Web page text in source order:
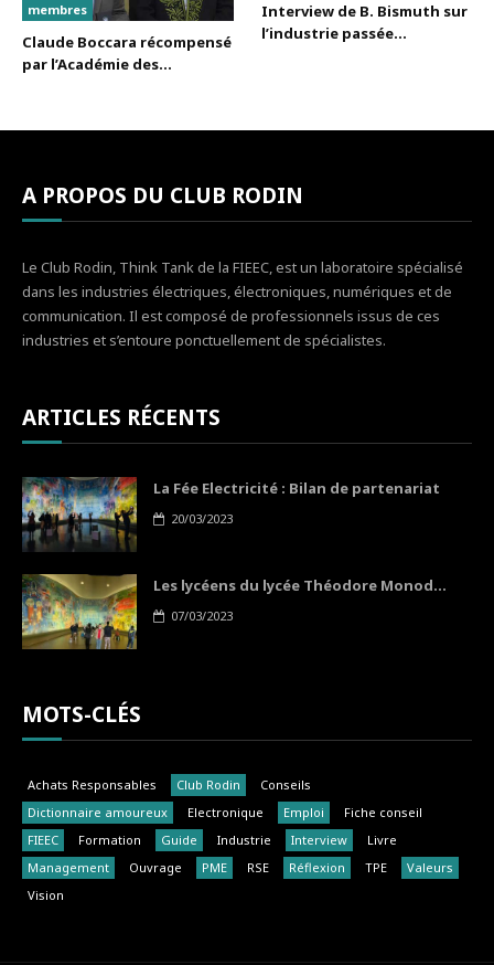
membres
Claude Boccara récompensé
par l’Académie des...
Interview de B. Bismuth sur
l’industrie passée...
A PROPOS DU CLUB RODIN
Le Club Rodin, Think Tank de la FIEEC, est un laboratoire spécialisé
dans les industries électriques, électroniques, numériques et de
communication. Il est composé de professionnels issus de ces
industries et s’entoure ponctuellement de spécialistes.
ARTICLES RÉCENTS
La Fée Electricité : Bilan de partenariat
20/03/2023
Les lycéens du lycée Théodore Monod...
07/03/2023
MOTS-CLÉS
Achats Responsables Club Rodin
Conseils
Dictionnaire amoureux
Electronique Emploi
Fiche conseil
FIEEC
Formation Guide Industrie Interview
Livre
Management
Ouvrage PME RSE Réflexion TPE
Valeurs
Vision